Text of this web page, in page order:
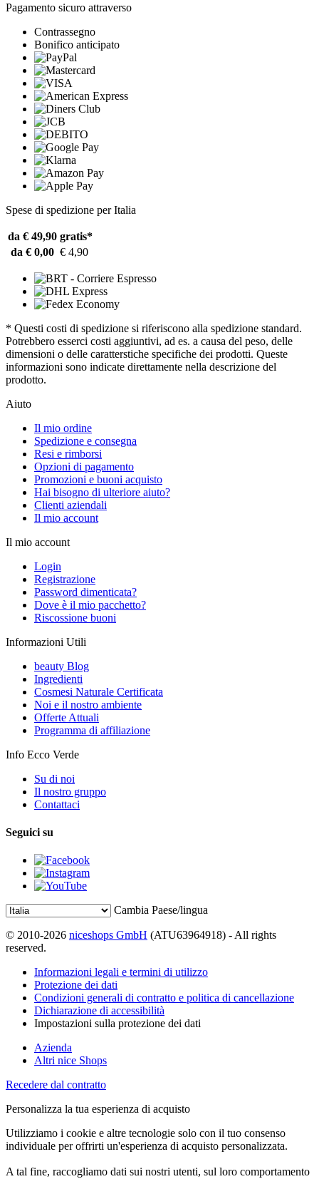
Pagamento sicuro attraverso
Contrassegno
Bonifico anticipato
Spese di spedizione per Italia
da € 49,90 gratis*
da € 0,00 € 4,90
* Questi costi di spedizione si riferiscono alla spedizione standard.
Potrebbero esserci costi aggiuntivi, ad es. a causa del peso, delle
dimensioni o delle caratterstiche specifiche dei prodotti. Queste
informazioni sono indicate direttamente nella descrizione del
prodotto.
Aiuto
Il mio ordine
Spedizione e consegna
Resi e rimborsi
Opzioni di pagamento
Promozioni e buoni acquisto
Hai bisogno di ulteriore aiuto?
Clienti aziendali
Il mio account
Il mio account
Login
Registrazione
Password dimenticata?
Dove è il mio pacchetto?
Riscossione buoni
Informazioni Utili
beauty Blog
Ingredienti
Cosmesi Naturale Certificata
Noi e il nostro ambiente
Offerte Attuali
Programma di affiliazione
Info Ecco Verde
Su di noi
Il nostro gruppo
Contattaci
Seguici su
Cambia Paese/lingua
© 2010-2026 niceshops GmbH (ATU63964918) - All rights
reserved.
Informazioni legali e termini di utilizzo
Protezione dei dati
Condizioni generali di contratto e politica di cancellazione
Dichiarazione di accessibilità
Impostazioni sulla protezione dei dati
Azienda
Altri nice Shops
Recedere dal contratto
Personalizza la tua esperienza di acquisto
Utilizziamo i cookie e altre tecnologie solo con il tuo consenso
individuale per offrirti un'esperienza di acquisto personalizzata.
A tal fine, raccogliamo dati sui nostri utenti, sul loro comportamento